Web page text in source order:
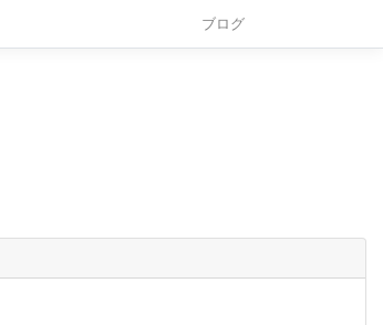
ブログ